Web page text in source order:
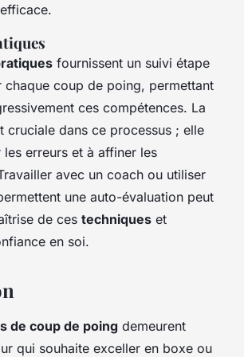
fournissent un suivi étape
chaque coup de poing, permettant
ces compétences. La
cruciale dans ce processus ; elle
erreurs et à affiner les
avec un coach ou utiliser
une auto-évaluation peut
de ces techniques et
en soi.
de coup de poing demeurent
qui souhaite exceller en boxe ou